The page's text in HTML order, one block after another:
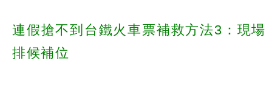
連假搶不到台鐵火車票補救方法3：現場
排候補位